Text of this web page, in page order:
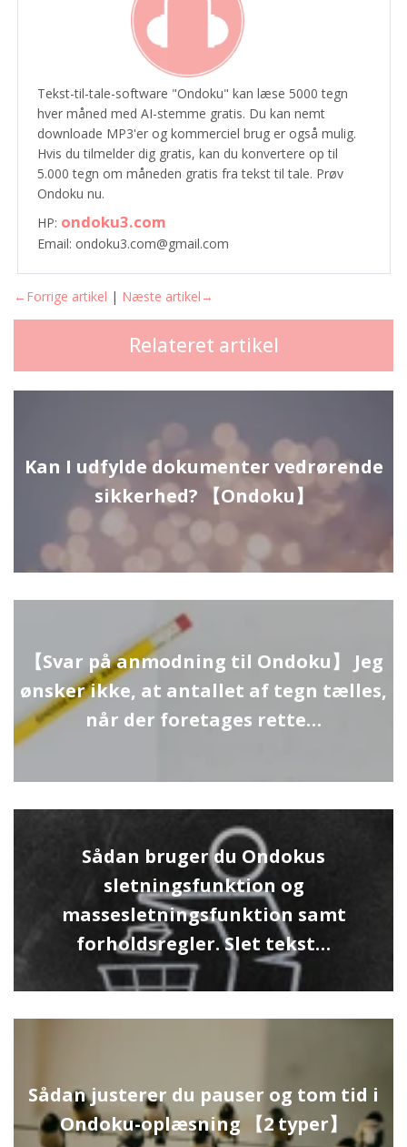
Tekst-til-tale-software "Ondoku" kan læse 5000 tegn
hver måned med AI-stemme gratis. Du kan nemt
downloade MP3'er og kommerciel brug er også mulig.
Hvis du tilmelder dig gratis, kan du konvertere op til
5.000 tegn om måneden gratis fra tekst til tale. Prøv
Ondoku nu.
HP: ondoku3.com
Email: ondoku3.com@gmail.com
←Forrige artikel | Næste artikel→
Relateret artikel
Kan I udfylde dokumenter vedrørende
sikkerhed? 【Ondoku】
【Svar på anmodning til Ondoku】 Jeg
ønsker ikke, at antallet af tegn tælles,
når der foretages rette…
Sådan bruger du Ondokus
sletningsfunktion og
massesletningsfunktion samt
forholdsregler. Slet tekst…
Sådan justerer du pauser og tom tid i
Ondoku-oplæsning 【2 typer】